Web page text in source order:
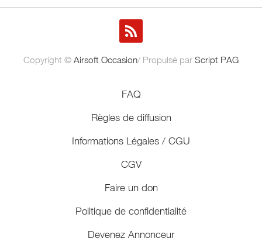
Copyright © Airsoft Occasion/ Propulsé par Script PAG
FAQ
Règles de diffusion
Informations Légales / CGU
CGV
Faire un don
Politique de confidentialité
Devenez Annonceur